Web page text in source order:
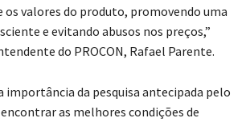
os valores do produto, promovendo uma
e evitando abusos nos preços,”
do PROCON, Rafael Parente.
importância da pesquisa antecipada pelo
as melhores condições de